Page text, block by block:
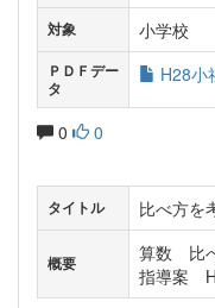
対象 小学校
ＰＤＦデー
タ
H28小
0 0
タイトル 比べ方を
概要
算数 比
指導案